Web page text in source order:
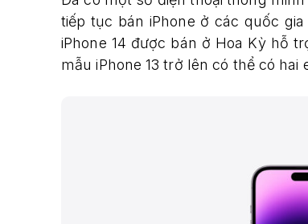
tiếp tục bán iPhone ở các quốc
iPhone 14 được bán ở Hoa Kỳ hỗ
mẫu iPhone 13 trở lên có thể có